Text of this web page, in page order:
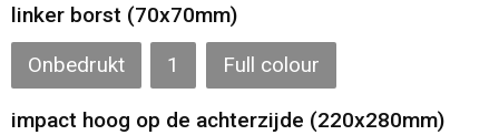
Jute tassen
Documententassen
linker borst (70x70mm)
Onbedrukt 1 Full colour
impact hoog op de achterzijde (220x280mm)